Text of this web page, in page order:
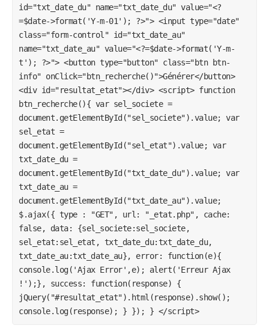
id="txt_date_du" name="txt_date_du" value="<?
=$date->format('Y-m-01'); ?>"> <input type="date"
class="form-control" id="txt_date_au"
name="txt_date_au" value="<?=$date->format('Y-m-
t'); ?>"> <button type="button" class="btn btn-
info" onClick="btn_recherche()">Générer</button>
<div id="resultat_etat"></div> <script> function
btn_recherche(){ var sel_societe =
document.getElementById("sel_societe").value; var
sel_etat =
document.getElementById("sel_etat").value; var
txt_date_du =
document.getElementById("txt_date_du").value; var
txt_date_au =
document.getElementById("txt_date_au").value;
$.ajax({ type : "GET", url: "_etat.php", cache:
false, data: {sel_societe:sel_societe,
sel_etat:sel_etat, txt_date_du:txt_date_du,
txt_date_au:txt_date_au}, error: function(e){
console.log('Ajax Error',e); alert('Erreur Ajax
!');}, success: function(response) {
jQuery("#resultat_etat").html(response).show();
console.log(response); } }); } </script>